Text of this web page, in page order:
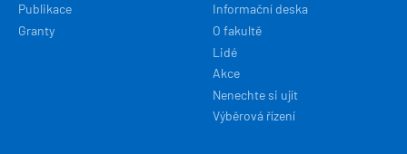
Publikace
Granty
Informační deska
O fakultě
Lidé
Akce
Nenechte si ujít
Výběrová řízení